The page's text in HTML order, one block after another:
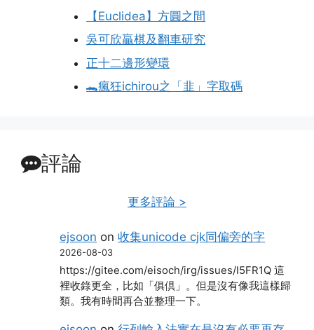
【Euclidea】方圓之間
吳可欣贏棋及翻車研究
正十二邊形變環
🐊瘋狂ichirou之「韭」字取碼
評論
更多評論 >
ejsoon on收集unicode cjk同偏旁的字
2026-08-03
https://gitee.com/eisoch/irg/issues/I5FR1Q 這
裡收錄更全，比如「俱倶」。但是沒有像我這樣歸
類。我有時間再合並整理一下。